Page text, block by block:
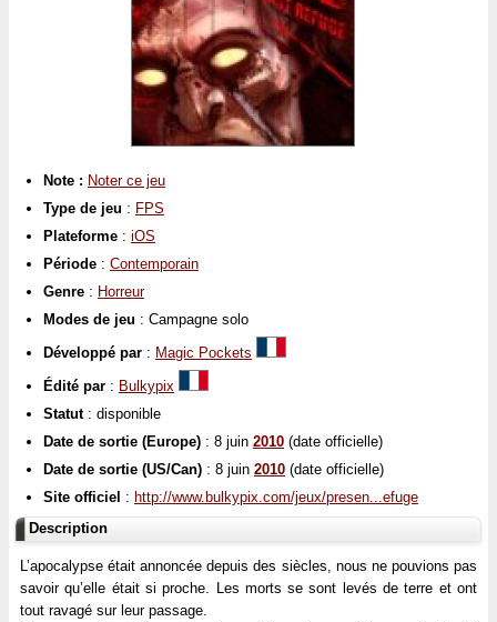
Note : Noter ce jeu
Type de jeu : FPS
Plateforme : iOS
Période : Contemporain
Genre : Horreur
Modes de jeu : Campagne solo
Développé par : Magic Pockets
Édité par : Bulkypix
Statut: disponible
Date de sortie (Europe) : 8 juin 2010 (date officielle)
Date de sortie (US/Can) : 8 juin 2010 (date officielle)
Site officiel : http://www.bulkypix.com/jeux/presen...efuge
Description
L’apocalypse était annoncée depuis des siècles, nous ne pouvions pas
savoir qu’elle était si proche. Les morts se sont levés de terre et ont
tout ravagé sur leur passage.